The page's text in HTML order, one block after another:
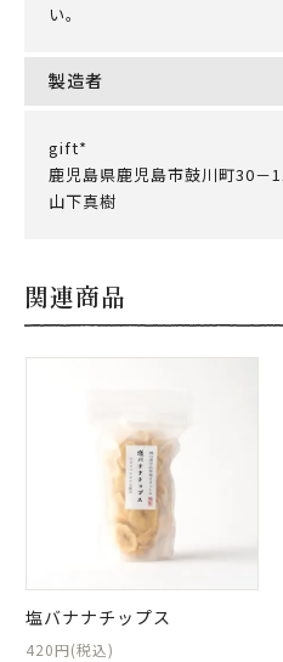
い。
製造者
gift*
鹿児島県鹿児島市鼓川町30－
山下真樹
関連商品
塩バナナチップス
420円(税込)